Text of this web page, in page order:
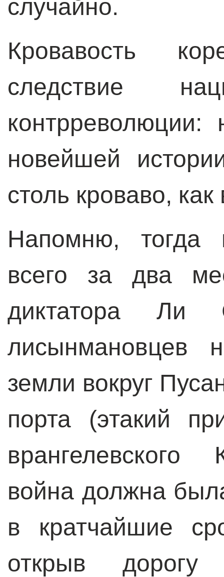
случайно.
Кровавость
следствие
новейшей
столь кроваво,
Напомню, тогда
всего за два
диктатора Ли
лисынмановцев
земли вокруг
порта (этакий
война должна
в кратчайшие
открыв дорогу